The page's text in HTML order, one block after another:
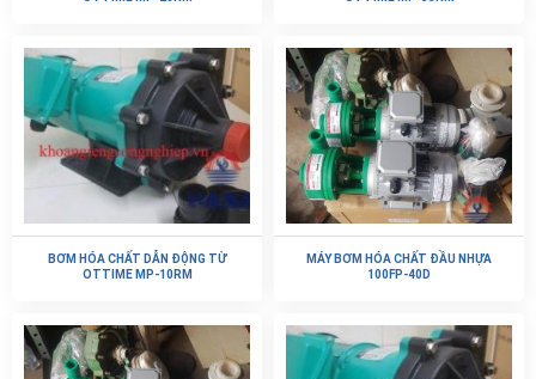
BƠM HÓA CHẤT DẪN ĐỘNG TỪ
OTTIME MP-10RM
MÁY BƠM HÓA CHẤT ĐẦU NHỰA
100FP-40D